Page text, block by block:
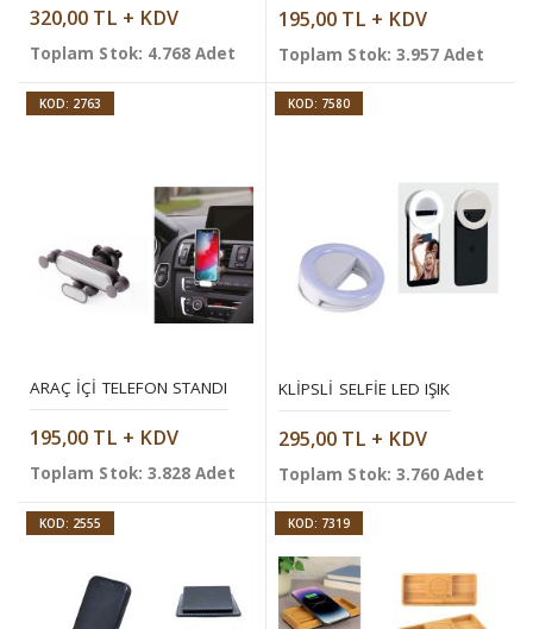
320,00 TL + KDV
Toplam Stok: 4.768 Adet
195,00 TL + KDV
Toplam Stok: 3.957 Adet
KOD: 2763
ARAÇ İÇI TELEFON STANDI
195,00 TL + KDV
Toplam Stok: 3.828 Adet
KOD: 7580
KLIPSLI SELFIE LED IŞIK
295,00 TL + KDV
Toplam Stok: 3.760 Adet
KOD: 2555 KOD: 7319